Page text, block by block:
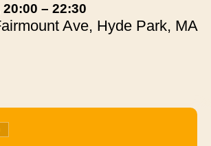
– 22:30
Ave, Hyde Park, MA